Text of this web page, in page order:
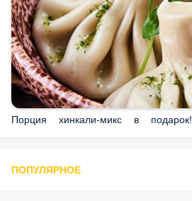
Порция хинкали-микс в подарок!
ПОПУЛЯРНОЕ